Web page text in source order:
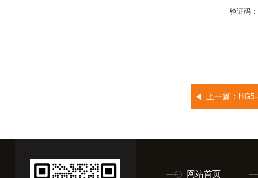
验证码：
上一篇：
网站首页